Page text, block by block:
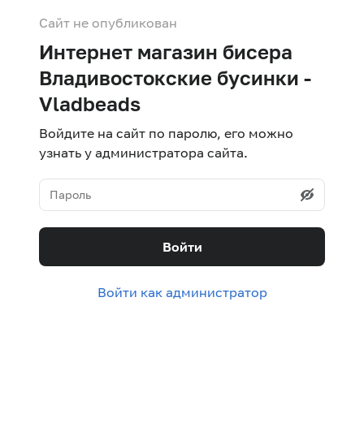
Сайт не опубликован
Интернет магазин бисера
Владивостокские бусинки -
Vladbeads
Войдите на сайт по паролю, его можно
узнать у администратора сайта.
Войти
Войти как администратор